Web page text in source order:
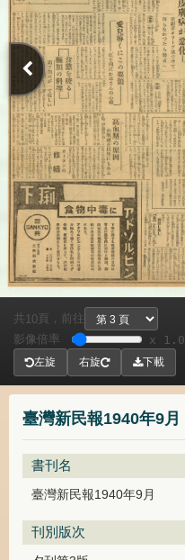
臺灣新民報1940年9月
書刊名
臺灣新民報1940年9月
刊別版次
共 10頁， 前往
影像倍率
x 1.0
左旋 右旋 下載